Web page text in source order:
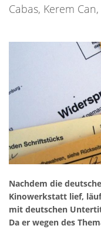
Cabas, Kerem
Nachdem die
Kinowerkstatt lief,
mit deutschen
Da er wegen des